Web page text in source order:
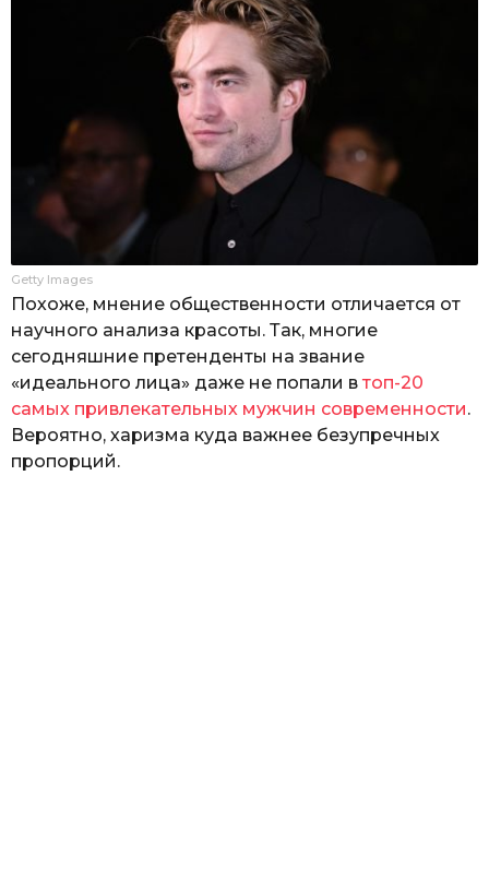
Getty Images
Похоже, мнение общественности отличается от
научного анализа красоты. Так, многие
сегодняшние претенденты на звание
«идеального лица» даже не попали в топ-20
самых привлекательных мужчин современности.
Вероятно, харизма куда важнее безупречных
пропорций.